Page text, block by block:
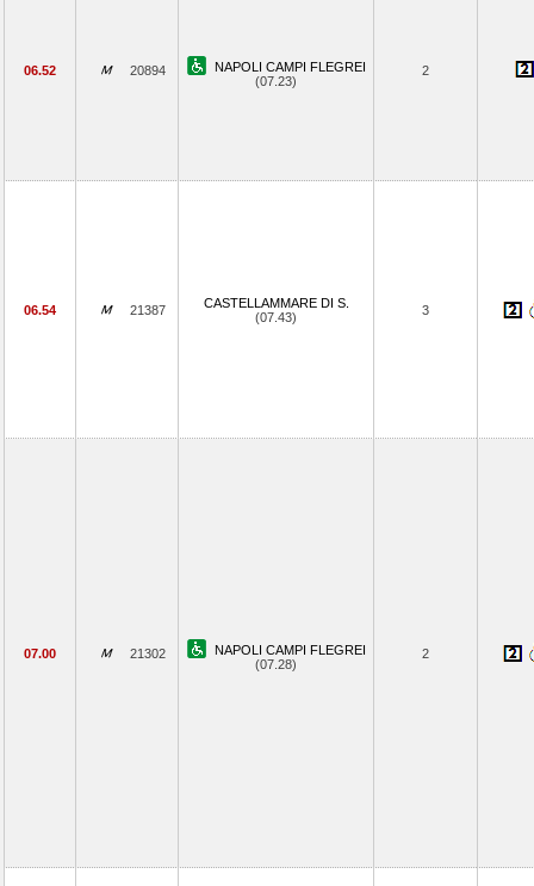
06.52 20894
NAPOLI CAMPI FLEGREI
(07.23)
2
06.54 21387
CASTELLAMMARE DI S.
(07.43)
3
07.00 21302
NAPOLI CAMPI FLEGREI
(07.28)
2